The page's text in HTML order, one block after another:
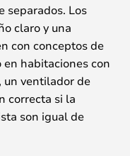
separados. Los
claro y una
con conceptos de
habitaciones con
un ventilador de
correcta si la
son igual de